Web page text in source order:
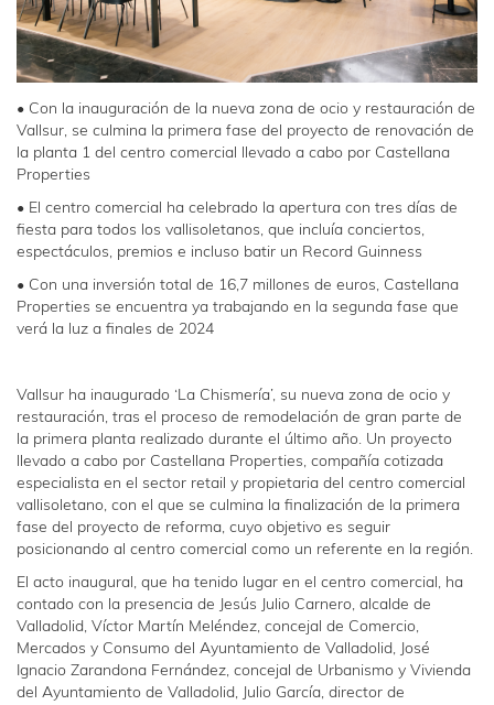
• Con la inauguración de la nueva zona de ocio y restauración de
Vallsur, se culmina la primera fase del proyecto de renovación de
la planta 1 del centro comercial llevado a cabo por Castellana
Properties
• El centro comercial ha celebrado la apertura con tres días de
fiesta para todos los vallisoletanos, que incluía conciertos,
espectáculos, premios e incluso batir un Record Guinness
• Con una inversión total de 16,7 millones de euros, Castellana
Properties se encuentra ya trabajando en la segunda fase que
verá la luz a finales de 2024
Vallsur ha inaugurado ‘La Chismería’, su nueva zona de ocio y
restauración, tras el proceso de remodelación de gran parte de
la primera planta realizado durante el último año. Un proyecto
llevado a cabo por Castellana Properties, compañía cotizada
especialista en el sector retail y propietaria del centro comercial
vallisoletano, con el que se culmina la finalización de la primera
fase del proyecto de reforma, cuyo objetivo es seguir
posicionando al centro comercial como un referente en la región.
El acto inaugural, que ha tenido lugar en el centro comercial, ha
contado con la presencia de Jesús Julio Carnero, alcalde de
Valladolid, Víctor Martín Meléndez, concejal de Comercio,
Mercados y Consumo del Ayuntamiento de Valladolid, José
Ignacio Zarandona Fernández, concejal de Urbanismo y Vivienda
del Ayuntamiento de Valladolid, Julio García, director de